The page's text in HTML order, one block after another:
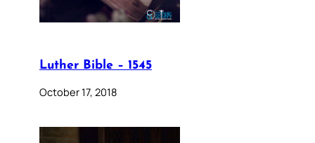
Luther Bible – 1545
October 17, 2018